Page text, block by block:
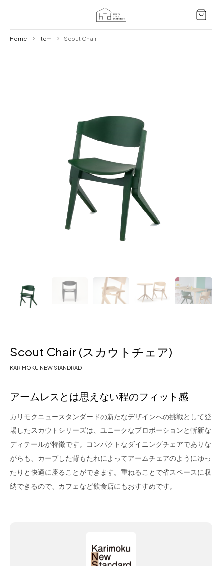
熊本店
096-274-8175
Arv
0965-45-9282
Home Item Scout Chair
Scout Chair (スカウトチェア)
KARIMOKU NEW STANDRAD
アームレスとは思えない程のフィット感
カリモクニュースタンダードの新たなデザインへの挑戦として登
場したスカウトシリーズは、ユニークなプロポーションと斬新な
ディテールが特徴です。コンパクトなダイニングチェアでありな
がらも、カーブした背もたれによってアームチェアのようにゆっ
たりと快適に座ることができます。重ねることで省スペースに収
納できるので、カフェなど飲食店にもおすすめです。